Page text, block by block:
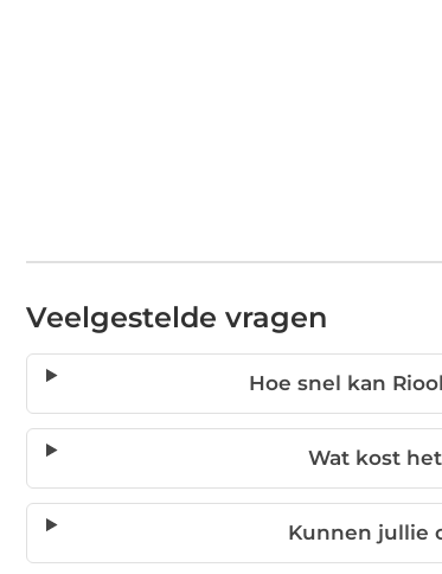
Veelgestelde vragen
Hoe snel kan
Wat kost
Kunnen jullie